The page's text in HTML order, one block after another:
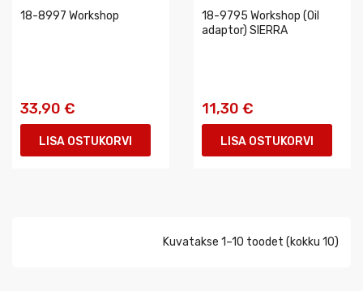
18-8997 Workshop
33,90 €
LISA OSTUKORVI
18-9795 Workshop (Oil
adaptor) SIERRA
11,30 €
LISA OSTUKORVI
Kuvatakse 1–10 toodet (kokku 10)